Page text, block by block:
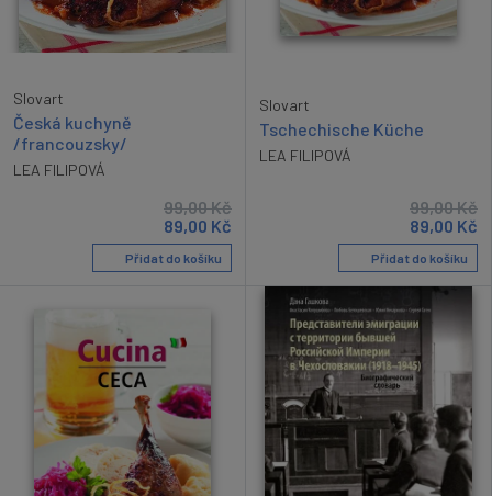
Slovart
Česká kuchyně
/francouzsky/
LEA FILIPOVÁ
99,00Kč
89,00 Kč
Přidat do košíku
Slovart
Tschechische Küche
LEA FILIPOVÁ
99,00Kč
89,00 Kč
Přidat do košíku